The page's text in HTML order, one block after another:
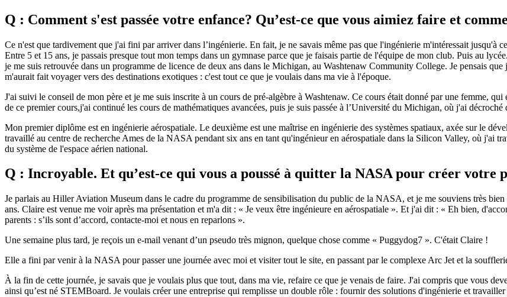
Q : Comment s'est passée votre enfance? Qu’est-ce que vous aimiez faire et
Ce n'est que tardivement que j'ai fini par arriver dans l’ingénierie. En fait, je ne savais même pas que l'ingénierie m'intéressait jusqu'à
Entre 5 et 15 ans, je passais presque tout mon temps dans un gymnase parce que je faisais partie de l'équipe de mon club. Puis au
je me suis retrouvée dans un programme de licence de deux ans dans le Michigan, au Washtenaw Community College. Je pensais
m'aurait fait voyager vers des destinations exotiques : c'est tout ce que je voulais dans ma vie à l'époque.
J'ai suivi le conseil de mon père et je me suis inscrite à un cours de pré-algèbre à Washtenaw. Ce cours était donné par une femme,
de ce premier cours,j'ai continué les cours de mathématiques avancées, puis je suis passée à l’Université du Michigan, où j'ai
Mon premier diplôme est en ingénierie aérospatiale. Le deuxième est une maîtrise en ingénierie des systèmes spatiaux, axée sur le
travaillé au centre de recherche Ames de la NASA pendant six ans en tant qu'ingénieur en aérospatiale dans la Silicon Valley, où j'ai
du système de l'espace aérien national.
Q : Incroyable. Et qu’est-ce qui vous a poussé à quitter la NASA pour créer
Je parlais au Hiller Aviation Museum dans le cadre du programme de sensibilisation du public de la NASA, et je me souviens très
ans. Claire est venue me voir après ma présentation et m'a dit : « Je veux être ingénieure en aérospatiale ». Et j'ai dit : « Eh bien,
parents : s’ils sont d’accord, contacte-moi et nous en reparlons ».
Une semaine plus tard, je reçois un e-mail venant d’un pseudo très mignon, quelque chose comme « Puggydog7 ». C'était Claire !
Elle a fini par venir à la NASA pour passer une journée avec moi et visiter tout le site, en passant par le complexe Arc Jet et la
À la fin de cette journée, je savais que je voulais plus que tout, dans ma vie, refaire ce que je venais de faire. J'ai compris que vous
ainsi qu’est né STEMBoard. Je voulais créer une entreprise qui remplisse un double rôle : fournir des solutions d'ingénierie et